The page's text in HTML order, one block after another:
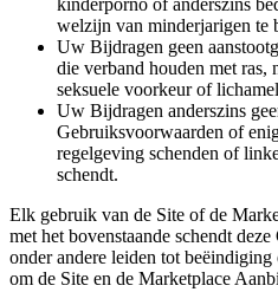
welzijn van minderjarigen te
Uw Bijdragen geen
die verband houden met ras,
seksuele voorkeur of
Uw Bijdragen anderszins
Gebruiksvoorwaarden of
regelgeving schenden of
schendt.
Elk gebruik van de Site of de
met het bovenstaande schendt
onder andere leiden tot
om de Site en de Marketplace